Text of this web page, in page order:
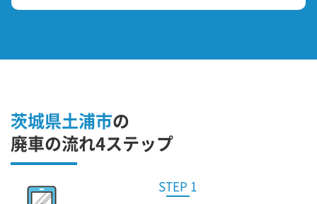
茨城県土浦市の
廃車の流れ4ステップ
STEP 1